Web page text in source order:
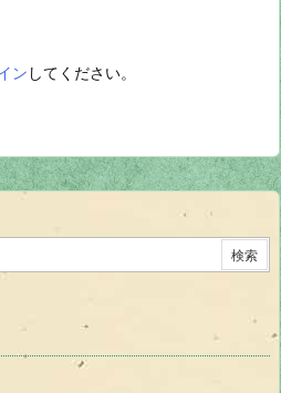
ン してください。